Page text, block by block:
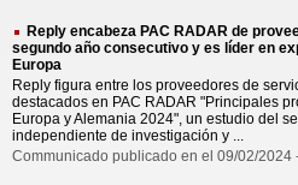
Reply encabeza PAC RADAR de
segundo año consecutivo y es líder en
Europa
Reply figura entre los proveedores de
destacados en PAC RADAR "Principales
Europa y Alemania 2024", un estudio del
independiente de investigación y ...
Communicado publicado en el 09/02/2024